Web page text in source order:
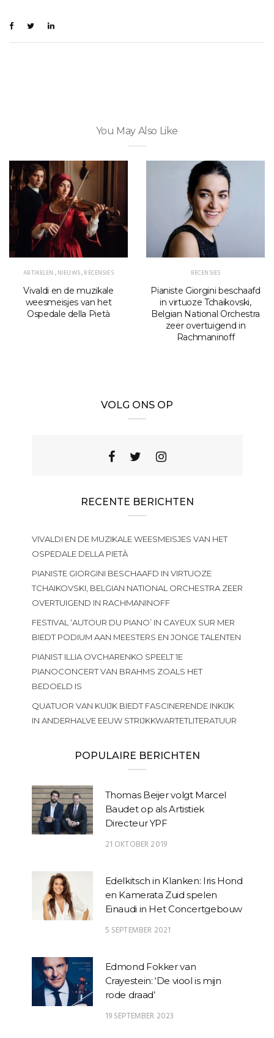
You May Also Like
ARTIKELEN ,NIEUWS,RECENSIES
Vivaldi en de muzikale
weesmeisjes van het
Ospedale della Pietà
RECENSIES
Pianiste Giorgini beschaafd
in virtuoze Tchaikovski,
Belgian National Orchestra
zeer overtuigend in
Rachmaninoff
VOLG ONS OP
RECENTE BERICHTEN
VIVALDI EN DE MUZIKALE WEESMEISJES VAN HET
OSPEDALE DELLA PIETÀ
PIANISTE GIORGINI BESCHAAFD IN VIRTUOZE
TCHAIKOVSKI, BELGIAN NATIONAL ORCHESTRA ZEER
OVERTUIGEND IN RACHMANINOFF
FESTIVAL ‘AUTOUR DU PIANO’ IN CAYEUX SUR MER
BIEDT PODIUM AAN MEESTERS EN JONGE TALENTEN
PIANIST ILLIA OVCHARENKO SPEELT 1E
PIANOCONCERT VAN BRAHMS ZOALS HET
BEDOELD IS
QUATUOR VAN KUIJK BIEDT FASCINERENDE INKIJK
IN ANDERHALVE EEUW STRIJKKWARTETLITERATUUR
POPULAIRE BERICHTEN
Thomas Beijer volgt Marcel
Baudet op als Artistiek
Directeur YPF
21 OKTOBER 2019
Edelkitsch in Klanken: Iris Hond
en Kamerata Zuid spelen
Einaudi in Het Concertgebouw
5 SEPTEMBER 2021
Edmond Fokker van
Crayestein: ‘De viool is mijn
rode draad’
19 SEPTEMBER 2023